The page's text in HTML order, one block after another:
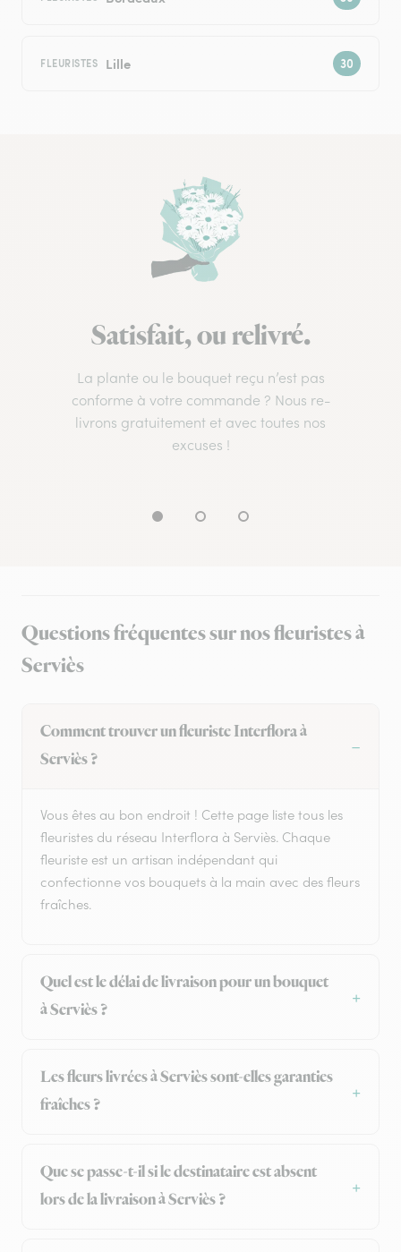
FLEURISTES Lille
Satisfait, ou relivré.
La plante ou le bouquet reçu n’est pas
conforme à votre commande ? Nous re-
livrons gratuitement et avec toutes nos
excuses !
Questions fréquentes sur nos fleuristes à
Serviès
Comment trouver un fleuriste Interflora à
Serviès ?
Vous êtes au bon endroit ! Cette page liste tous les
fleuristes du réseau Interflora à Serviès. Chaque
fleuriste est un artisan indépendant qui
confectionne vos bouquets à la main avec des fleurs
fraîches.
Quel est le délai de livraison pour un bouquet
à Serviès ?
Les fleurs livrées à Serviès sont-elles garanties
fraîches ?
Que se passe-t-il si le destinataire est absent
lors de la livraison à Serviès ?